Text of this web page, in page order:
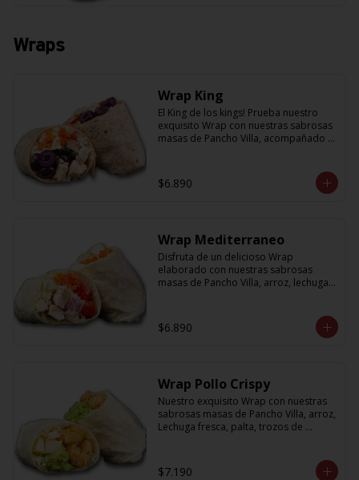
Wraps
Wrap King
El King de los kings! Prueba nuestro
exquisito Wrap con nuestras sabrosas
masas de Pancho Villa, acompañado
salsa en base a lactonesa
$6.890
Wrap Mediterraneo
Disfruta de un delicioso Wrap
elaborado con nuestras sabrosas
masas de Pancho Villa, arroz, lechuga
plancha acompañado de una salsa en
base a lactonesa
$6.890
Wrap Pollo Crispy
Nuestro exquisito Wrap con nuestras
sabrosas masas de Pancho Villa, arroz,
Lechuga fresca, palta, trozos de
$7.190